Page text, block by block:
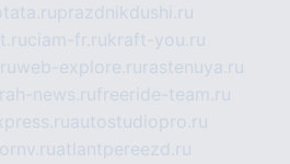
prazdnikdushi.ru
ciam-fr.rukraft-you.ru
web-explore.ru rastenuya.ru
news.rufreeride-team.ru
autostudiopro.ru
atlantpereezd.ru